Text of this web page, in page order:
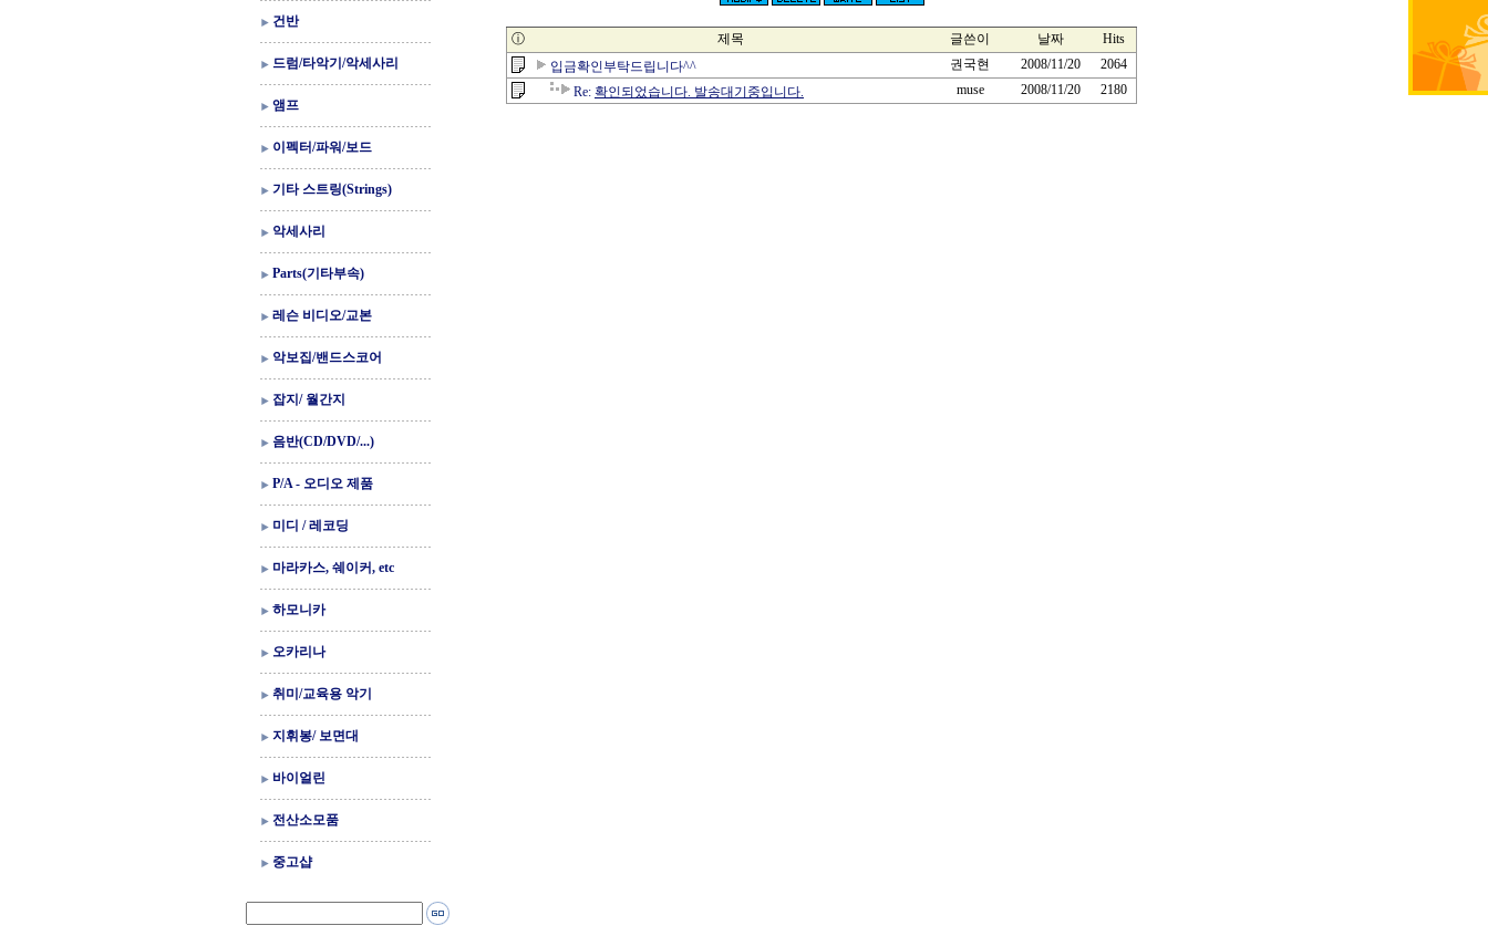
건반
드럼/타악기/악세사리
앰프
이펙터/파워/보드
기타 스트링(Strings)
악세사리
Parts(기타부속)
레슨 비디오/교본
악보집/밴드스코어
잡지/ 월간지
음반(CD/DVD/...)
P/A - 오디오 제품
미디 / 레코딩
마라카스, 쉐이커, etc
하모니카
오카리나
취미/교육용 악기
지휘봉/ 보면대
바이얼린
전산소모품
중고샵
ⓘ 제목 글쓴이 날짜
Hits
입금확인부탁드립니다^^
권국현 2008/11/20
2064
Re: 확인되었습니다. 발송대기중입니다. muse 2008/11/20 2180